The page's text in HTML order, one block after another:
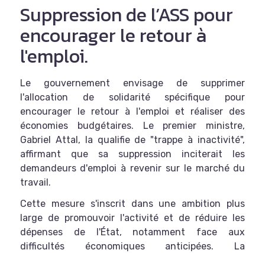
Suppression de l’ASS pour
encourager le retour à
l'emploi.
Le gouvernement envisage de supprimer
l'allocation de solidarité spécifique pour
encourager le retour à l'emploi et réaliser des
économies budgétaires. Le premier ministre,
Gabriel Attal, la qualifie de "trappe à inactivité",
affirmant que sa suppression inciterait les
demandeurs d'emploi à revenir sur le marché du
travail.
Cette mesure s'inscrit dans une ambition plus
large de promouvoir l'activité et de réduire les
dépenses de l'État, notamment face aux
difficultés économiques anticipées. La